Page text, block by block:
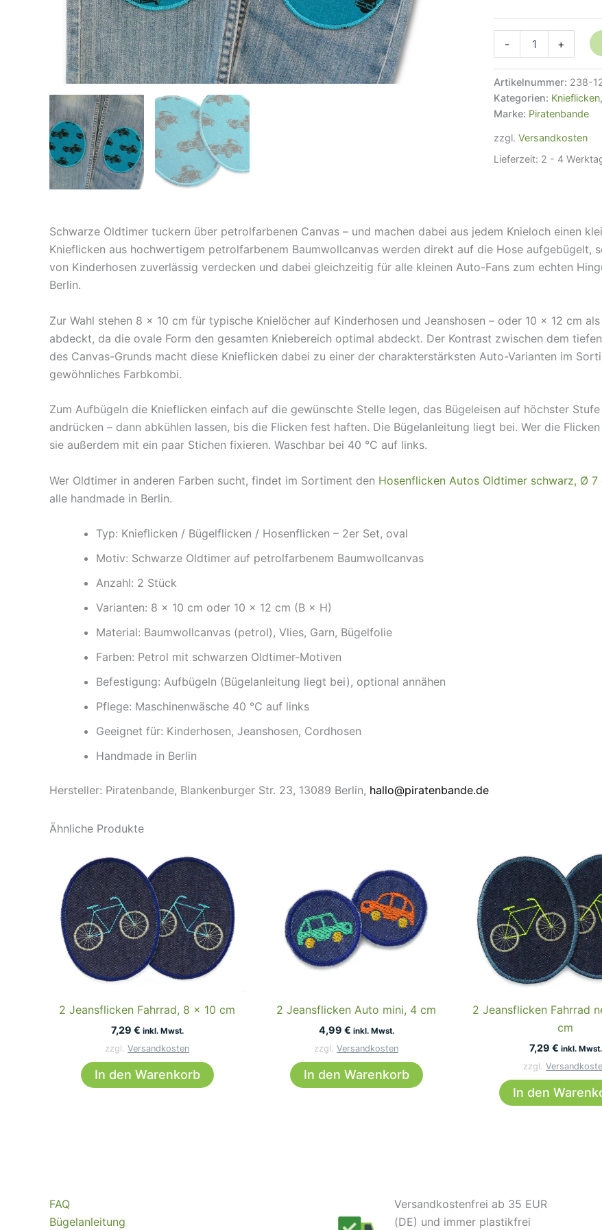
-
Knieflicken
Oldtimer
2
Größen,
Bügelflicken
Kinder
Menge
+
Artikelnummer: 238-
Kategorien: Knieflicken,
Marke: Piratenbande
zzgl. Versandkosten
Lieferzeit: 2 - 4
Schwarze Oldtimer tuckern über petrolfarbenen Canvas – und machen dabei aus jedem Knieloch einen
Knieflicken aus hochwertigem petrolfarbenem Baumwollcanvas werden direkt auf die Hose aufgebügelt,
von Kinderhosen zuverlässig verdecken und dabei gleichzeitig für alle kleinen Auto-Fans zum echten
Berlin.
Zur Wahl stehen 8 × 10 cm für typische Knielöcher auf Kinderhosen und Jeanshosen – oder 10 × 12 cm
abdeckt, da die ovale Form den gesamten Kniebereich optimal abdeckt. Der Kontrast zwischen dem
des Canvas-Grunds macht diese Knieflicken dabei zu einer der charakterstärksten Auto-Varianten im
gewöhnliches Farbkombi.
Zum Aufbügeln die Knieflicken einfach auf die gewünschte Stelle legen, das Bügeleisen auf höchster
andrücken – dann abkühlen lassen, bis die Flicken fest haften. Die Bügelanleitung liegt bei. Wer die
sie außerdem mit ein paar Stichen fixieren. Waschbar bei 40 °C auf links.
Wer Oldtimer in anderen Farben sucht, findet im Sortiment den Hosenflicken Autos Oldtimer schwarz, Ø 7
alle handmade in Berlin.
Typ: Knieflicken / Bügelflicken / Hosenflicken – 2er Set, oval
Motiv: Schwarze Oldtimer auf petrolfarbenem Baumwollcanvas
Anzahl: 2 Stück
Varianten: 8 × 10 cm oder 10 × 12 cm (B × H)
Material: Baumwollcanvas (petrol), Vlies, Garn, Bügelfolie
Farben: Petrol mit schwarzen Oldtimer-Motiven
Befestigung: Aufbügeln (Bügelanleitung liegt bei), optional annähen
Pflege: Maschinenwäsche 40 °C auf links
Geeignet für: Kinderhosen, Jeanshosen, Cordhosen
Handmade in Berlin
Hersteller: Piratenbande, Blankenburger Str. 23, 13089 Berlin, hallo@piratenbande.de
Ähnliche Produkte
2 Jeansflicken Fahrrad, 8 x 10 cm
7,29 € inkl. Mwst.
zzgl. Versandkosten
In den Warenkorb
2 Jeansflicken Auto mini, 4 cm
4,99 € inkl. Mwst.
zzgl. Versandkosten
In den Warenkorb
2 Jeansflicken Fahrrad
cm
7,29 € inkl. Mwst.
zzgl.
In den
FAQ
Bügelanleitung
Versandkostenfrei ab 35 EUR
(DE) und immer plastikfrei